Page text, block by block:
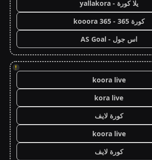
يلا كورة - yallakora
كورة 365 - kooora 365
اس جول - AS Goal
!
koora live
kora live
كورة لايف
koora live
كورة لايف